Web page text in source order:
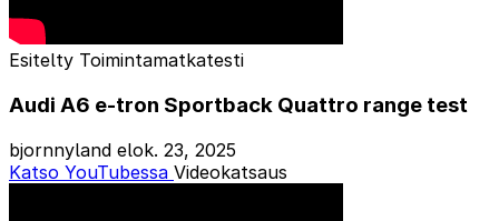
Esitelty Toimintamatkatesti
Audi A6 e-tron Sportback Quattro range test
bjornnyland elok. 23, 2025
Katso YouTubessa Videokatsaus